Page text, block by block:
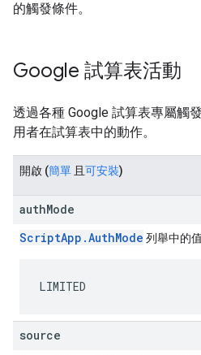
的觸發條件。
Google 試算表活動
透過各種 Google 試算表專屬觸
用者在試算表中的動作。
開啟 (簡單 且 可安裝)
authMode
ScriptApp.AuthMode 列舉中的值
LIMITED
source